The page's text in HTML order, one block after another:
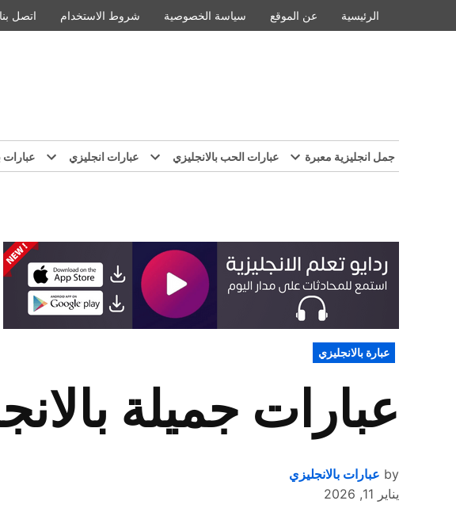
to
الرئيسية عن الموقع سياسة الخصوصية شروط الاستخدام اتصل بنا
جمل انجليزية معبرة عبارات الحب بالانجليزي عبارات انجليزي عبارات
POSTED
IN
عبارة بالانجليزي
عبارات جميلة
by عبارات بالانجليزي
يناير 11, 2026